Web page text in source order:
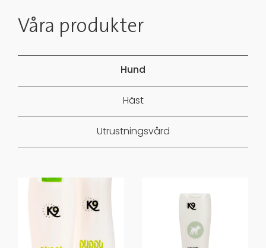
Våra produkter
Hund
Häst
Utrustningsvård